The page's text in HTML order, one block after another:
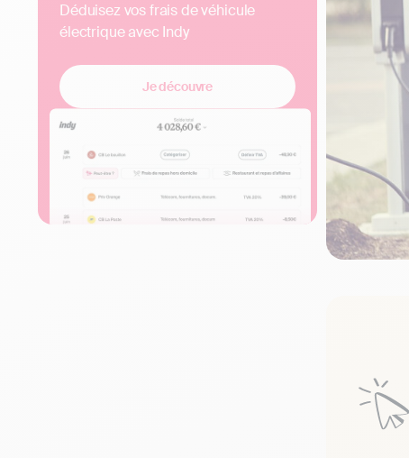
Déduisez vos frais de véhicule
électrique avec Indy
Je découvre